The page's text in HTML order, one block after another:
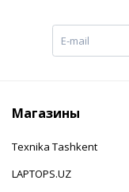
Магазины
Texnika Tashkent
LAPTOPS.UZ